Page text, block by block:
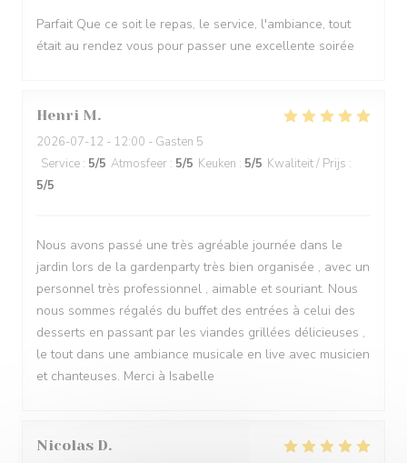
Parfait Que ce soit le repas, le service, l'ambiance, tout
était au rendez vous pour passer une excellente soirée
Henri M
2026-07-12 - 12:00 - Gasten 5
Service : 5/5 Atmosfeer : 5/5 Keuken : 5/5 Kwaliteit / Prijs :
5/5
Nous avons passé une très agréable journée dans le
jardin lors de la gardenparty très bien organisée , avec un
personnel très professionnel , aimable et souriant. Nous
nous sommes régalés du buffet des entrées à celui des
desserts en passant par les viandes grillées délicieuses ,
le tout dans une ambiance musicale en live avec musicien
et chanteuses. Merci à Isabelle
Nicolas D